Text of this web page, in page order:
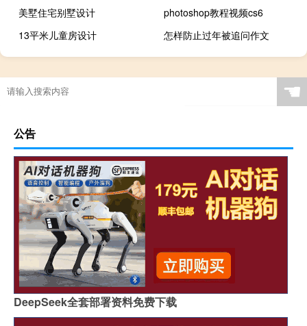
美墅住宅别墅设计
photoshop教程视频cs6
13平米儿童房设计
怎样防止过年被追问作文
☚
公告
DeepSeek全套部署资料免费下载